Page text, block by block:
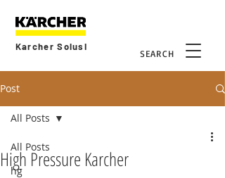
SEARCH
Karcher Solusi
Post
All Posts
hg
All Posts
High Pressure Karcher